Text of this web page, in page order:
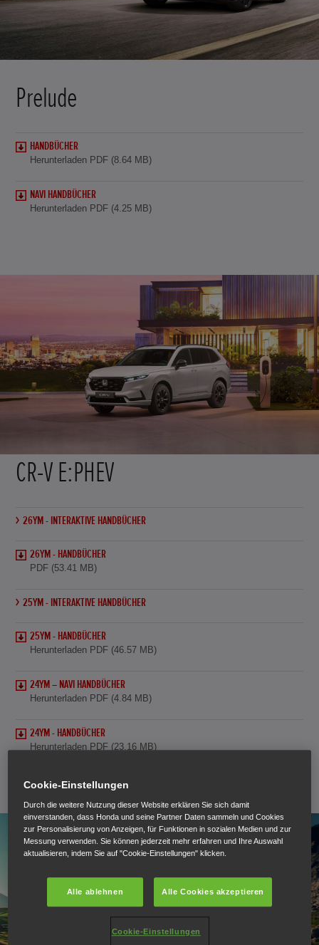
Prelude
HANDBÜCHER
Herunterladen PDF (8.64 MB)
NAVI HANDBÜCHER
Herunterladen PDF (4.25 MB)
CR-V E:PHEV
26YM - INTERAKTIVE HANDBÜCHER
26YM - HANDBÜCHER
PDF (53.41 MB)
25YM - INTERAKTIVE HANDBÜCHER
25YM - HANDBÜCHER
Herunterladen PDF (46.57 MB)
24YM – NAVI HANDBÜCHER
Herunterladen PDF (4.84 MB)
24YM - HANDBÜCHER
Herunterladen PDF (23.16 MB)
Cookie-Einstellungen
Durch die weitere Nutzung dieser Website erklären Sie sich damit
einverstanden, dass Honda und seine Partner Daten sammeln und Cookies
zur Personalisierung von Anzeigen, für Funktionen in sozialen Medien und zur
Messung verwenden. Sie können jederzeit mehr erfahren und Ihre Auswahl
aktualisieren, indem Sie auf "Cookie-Einstellungen" klicken.
Alle ablehnen Alle Cookies akzeptieren
Cookie-Einstellungen